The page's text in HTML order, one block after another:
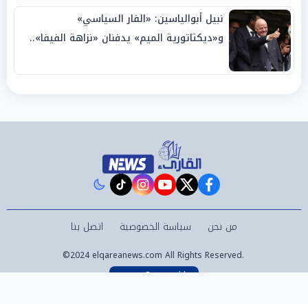
نبيل أبوالياسين: «الفار السياسي»
و«ديكتاتورية الميم» يدفنان «نزاهة الفيفا»..
facebook
twitter
youtube
instagram
tiktok
من نحن سياسة الخصوصية اتصل بنا
©2024 elqareanews.com All Rights Reserved.
Powered by